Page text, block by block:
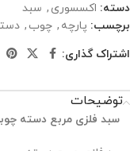
دسته: اکسسوری , سبد
برچسب: پارچه , چوب ,
اشتراک گذاری:
توضیحات
سبد فلزی مربع دسته چوبی مدل 2035:سادگی و